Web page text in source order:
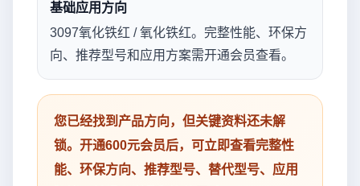
基础应用方向
3097氧化铁红 / 氧化铁红。完整性能、环保方
向、推荐型号和应用方案需开通会员查看。
您已经找到产品方向，但关键资料还未解
锁。开通600元会员后，可立即查看完整性
能、环保方向、推荐型号、替代型号、应用